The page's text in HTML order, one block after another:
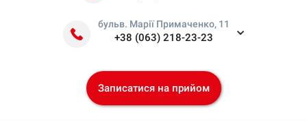
бульв. Марії Примаченко, 11
+38 (063) 218-23-23
Записатися на прийом